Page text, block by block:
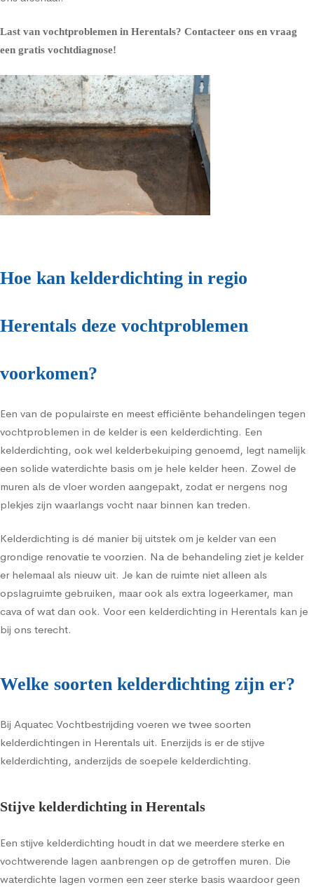
Last van vochtproblemen in Herentals? Contacteer ons en vraag
een gratis vochtdiagnose!
Hoe kan kelderdichting in regio
Herentals deze vochtproblemen
voorkomen?
Een van de populairste en meest efficiënte behandelingen tegen
vochtproblemen in de kelder is een kelderdichting. Een
kelderdichting, ook wel kelderbekuiping genoemd, legt namelijk
een solide waterdichte basis om je hele kelder heen. Zowel de
muren als de vloer worden aangepakt, zodat er nergens nog
plekjes zijn waarlangs vocht naar binnen kan treden.
Kelderdichting is dé manier bij uitstek om je kelder van een
grondige renovatie te voorzien. Na de behandeling ziet je kelder
er helemaal als nieuw uit. Je kan de ruimte niet alleen als
opslagruimte gebruiken, maar ook als extra logeerkamer, man
cava of wat dan ook. Voor een kelderdichting in Herentals kan je
bij ons terecht.
Welke soorten kelderdichting zijn er?
Bij Aquatec Vochtbestrijding voeren we twee soorten
kelderdichtingen in Herentals uit. Enerzijds is er de stijve
kelderdichting, anderzijds de soepele kelderdichting.
Stijve kelderdichting in Herentals
Een stijve kelderdichting houdt in dat we meerdere sterke en
vochtwerende lagen aanbrengen op de getroffen muren. Die
waterdichte lagen vormen een zeer sterke basis waardoor geen